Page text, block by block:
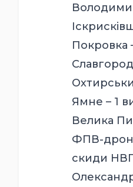
Покровка
Ямне – 1
Велика
ФПВ-дрон.
скиди